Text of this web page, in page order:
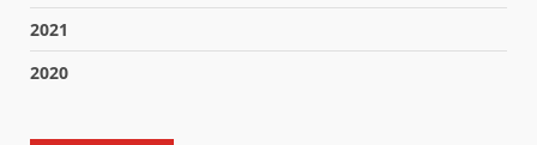
2021
2020